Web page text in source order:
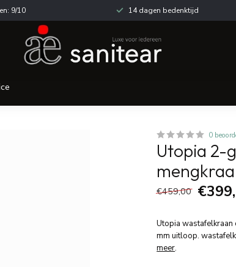
9/10 14 dagen bedenktijd
0
Utopia 2-
€459,00
Utopia
mm uitloop.
meer.